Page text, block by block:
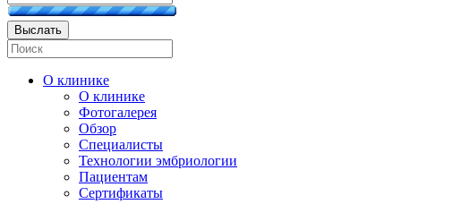
Выслать
О клинике
О клинике
Фотогалерея
Обзор
Специалисты
Технологии эмбриологии
Пациентам
Сертификаты